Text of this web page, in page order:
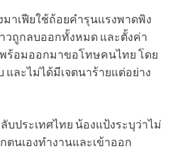
าเฟียใช้ถ้อยคำรุนแรงพาดพิง
ถูกลบออกทั้งหมด และตั้งค่า
พร้อมออกมาขอโทษคนไทย โดย
ละไม่ได้มีเจตนาร้ายแต่อย่าง
บประเทศไทย น้องแป้งระบุว่าไม่
ตนเองทำงานและเข้าออก